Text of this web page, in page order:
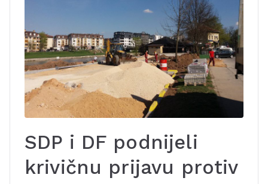
SDP i DF podnijeli
krivičnu prijavu protiv